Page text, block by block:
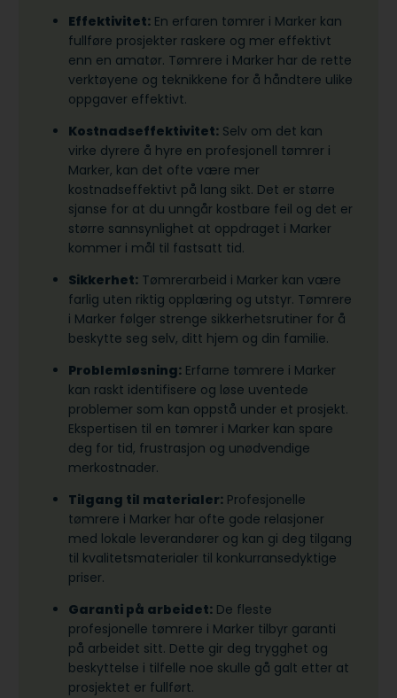
Effektivitet: En erfaren tømrer i Marker kan
fullføre prosjekter raskere og mer effektivt
enn en amatør. Tømrere i Marker har de rette
verktøyene og teknikkene for å håndtere ulike
oppgaver effektivt.
Kostnadseffektivitet: Selv om det kan
virke dyrere å hyre en profesjonell tømrer i
Marker, kan det ofte være mer
kostnadseffektivt på lang sikt. Det er større
sjanse for at du unngår kostbare feil og det er
større sannsynlighet at oppdraget i Marker
kommer i mål til fastsatt tid.
Sikkerhet: Tømrerarbeid i Marker kan være
farlig uten riktig opplæring og utstyr. Tømrere
i Marker følger strenge sikkerhetsrutiner for å
beskytte seg selv, ditt hjem og din familie.
Problemløsning: Erfarne tømrere i Marker
kan raskt identifisere og løse uventede
problemer som kan oppstå under et prosjekt.
Ekspertisen til en tømrer i Marker kan spare
deg for tid, frustrasjon og unødvendige
merkostnader.
Tilgang til materialer: Profesjonelle
tømrere i Marker har ofte gode relasjoner
med lokale leverandører og kan gi deg tilgang
til kvalitetsmaterialer til konkurransedyktige
priser.
Garanti på arbeidet: De fleste
profesjonelle tømrere i Marker tilbyr garanti
på arbeidet sitt. Dette gir deg trygghet og
beskyttelse i tilfelle noe skulle gå galt etter at
prosjektet er fullført.